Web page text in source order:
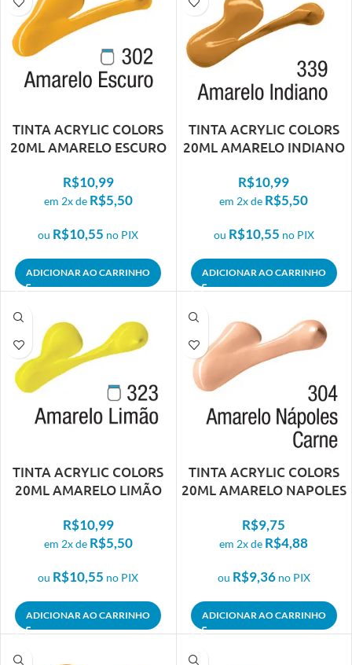
TINTA ACRYLIC COLORS
20ML AMARELO ESCURO
R$10,99
em 2x de R$5,50
ou R$10,55 no PIX
ADICIONAR AO CARRINHO
TINTA ACRYLIC COLORS
20ML AMARELO INDIANO
R$10,99
em 2x de R$5,50
ou R$10,55 no PIX
ADICIONAR AO CARRINHO
TINTA ACRYLIC COLORS
20ML AMARELO LIMÃO
R$10,99
em 2x de R$5,50
ou R$10,55 no PIX
ADICIONAR AO CARRINHO
TINTA ACRYLIC COLORS
20ML AMARELO NAPOLES
R$9,75
em 2x de R$4,88
ou R$9,36 no PIX
ADICIONAR AO CARRINHO